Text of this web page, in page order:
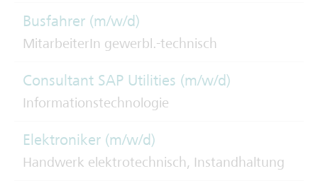
Busfahrer (m/w/d)
MitarbeiterIn gewerbl.-technisch
Consultant SAP Utilities (m/w/d)
Informationstechnologie
Elektroniker (m/w/d)
Handwerk elektrotechnisch, Instandhaltung